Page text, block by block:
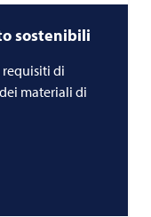
sostenibili
requisiti di
materiali di